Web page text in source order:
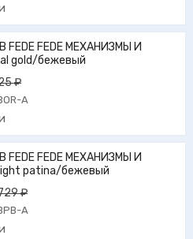
FEDE FEDE МЕХАНИЗМЫ И
gold/бежевый
₽
A
FEDE FEDE МЕХАНИЗМЫ И
patina/бежевый
₽
A